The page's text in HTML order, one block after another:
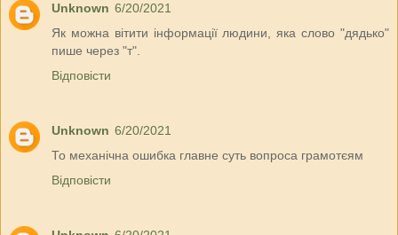
Unknown 6/20/2021
Як можна вітити інформації людини, яка слово "дядько"
пише через "т".
Відповісти
Unknown 6/20/2021
То механічна ошибка главне суть вопроса грамотєям
Відповісти